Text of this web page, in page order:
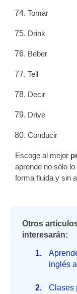
Tomar
Drink
Beber
Tell
Decir
Drive
Conducir
Escoge al mejor
aprende no sólo
forma fluida y sin
Otros
interesarán:
inglés
Clases